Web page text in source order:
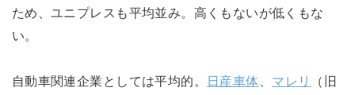
ため、ユニプレスも平均並み。高くもないが低くもな
い。
自動車関連企業としては平均的。 日産車体 マレリ
（旧